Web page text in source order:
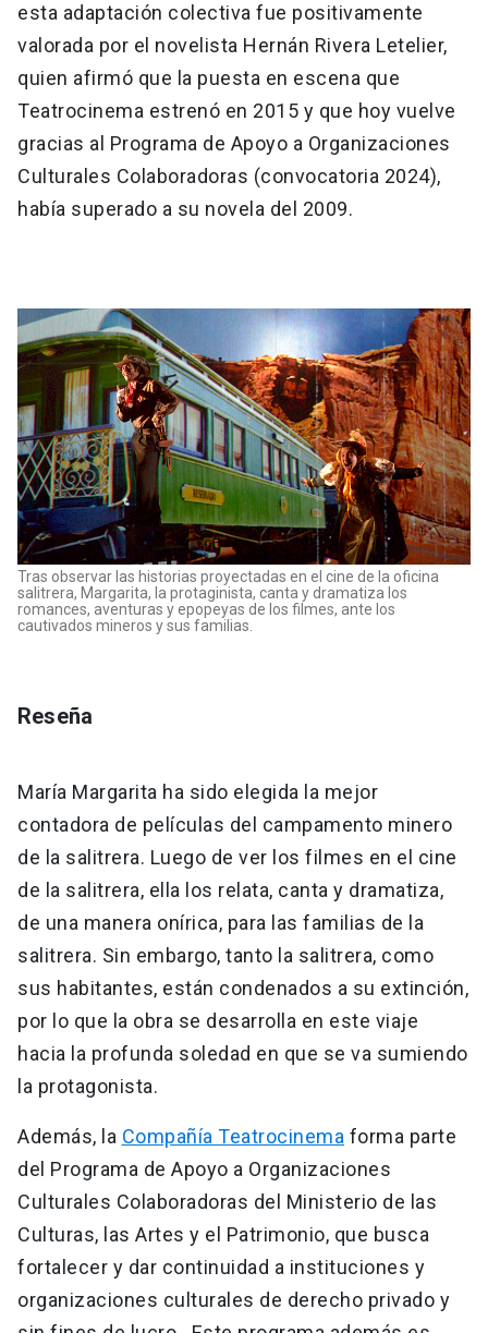
esta adaptación colectiva fue positivamente
valorada por el novelista Hernán Rivera Letelier,
quien afirmó que la puesta en escena que
Teatrocinema estrenó en 2015 y que hoy vuelve
gracias al Programa de Apoyo a Organizaciones
Culturales Colaboradoras (convocatoria 2024),
había superado a su novela del 2009.
Tras observar las historias proyectadas en el cine de la oficina
salitrera, Margarita, la protaginista, canta y dramatiza los
romances, aventuras y epopeyas de los filmes, ante los
cautivados mineros y sus familias.
Reseña
María Margarita ha sido elegida la mejor
contadora de películas del campamento minero
de la salitrera. Luego de ver los filmes en el cine
de la salitrera, ella los relata, canta y dramatiza,
de una manera onírica, para las familias de la
salitrera. Sin embargo, tanto la salitrera, como
sus habitantes, están condenados a su extinción,
por lo que la obra se desarrolla en este viaje
hacia la profunda soledad en que se va sumiendo
la protagonista.
Además, la Compañía Teatrocinema forma parte
del Programa de Apoyo a Organizaciones
Culturales Colaboradoras del Ministerio de las
Culturas, las Artes y el Patrimonio, que busca
fortalecer y dar continuidad a instituciones y
organizaciones culturales de derecho privado y